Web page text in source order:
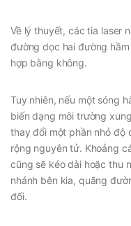
Về lý thuyết, các tia laser
đường dọc hai đường
hợp bằng không.
Tuy nhiên, nếu một sóng
biến dạng môi trường
thay đổi một phần nhỏ độ
rộng nguyên tử. Khoảng
cũng sẽ kéo dài hoặc thu
nhánh bên kia, quãng
đổi.